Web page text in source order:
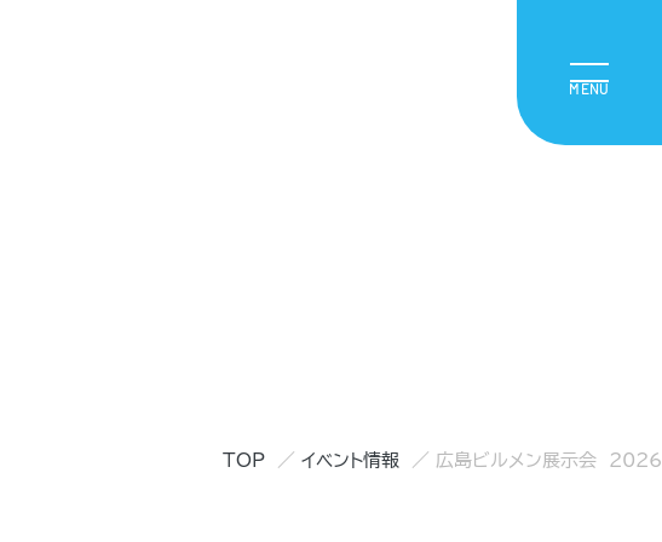
TOP イベント情報 広島ビルメン展示会 2026